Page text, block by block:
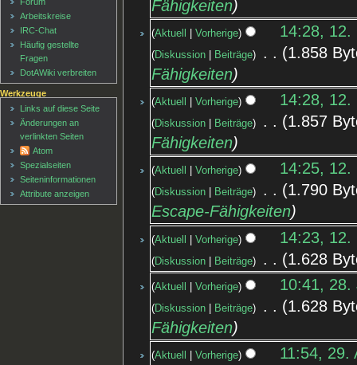
Fähigkeiten
Aktuell Vorherige 14:28, 12.
Diskussion Beiträge
1.858
Fähigkeiten
Aktuell Vorherige 14:28, 12.
Diskussion Beiträge
1.857
Fähigkeiten
Aktuell Vorherige 14:25, 12.
Diskussion Beiträge
1.790
Escape-Fähigkeiten
Aktuell Vorherige 14:23, 12.
Diskussion Beiträge 1.628
Aktuell Vorherige 10:41, 28.
Diskussion Beiträge
1.628
Fähigkeiten
Aktuell Vorherige
11:54, 29.
Arbeitskreise
IRC-Chat
Häufig gestellte
Fragen
DotAWiki verbreiten
Werkzeuge
Links auf diese Seite
Änderungen an
verlinkten Seiten
Atom
Spezialseiten
Seiten­informationen
Attribute anzeigen